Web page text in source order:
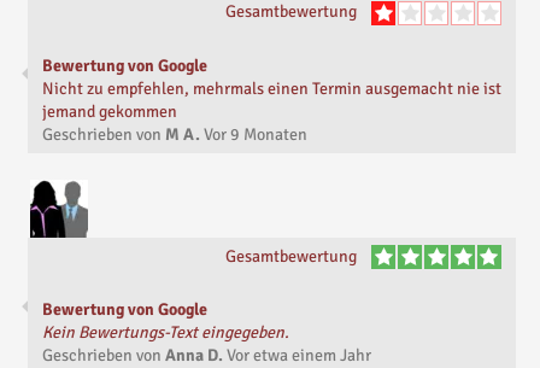
Gesamtbewertung
Bewertung von Google
Nicht zu empfehlen, mehrmals einen Termin ausgemacht nie ist
jemand gekommen
Geschrieben von M A. Vor9 Monaten
Gesamtbewertung
Bewertung von Google
Kein Bewertungs-Text eingegeben.
Geschrieben von Anna D. Voretwa einem Jahr